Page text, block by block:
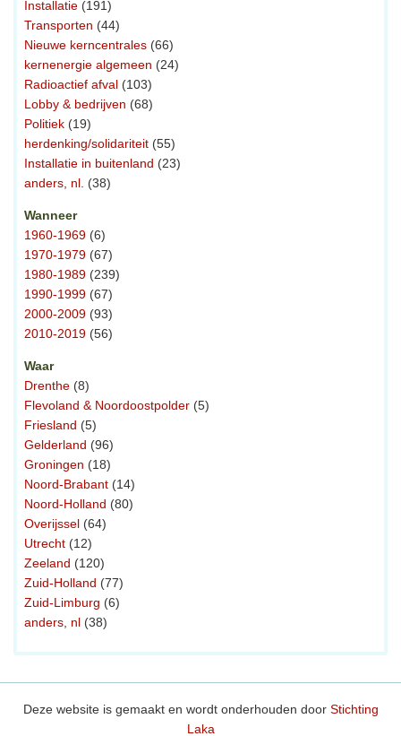
Installatie (191)
Transporten (44)
Nieuwe kerncentrales (66)
kernenergie algemeen (24)
Radioactief afval (103)
Lobby & bedrijven (68)
Politiek (19)
herdenking/solidariteit (55)
Installatie in buitenland (23)
anders, nl. (38)
Wanneer
1960-1969 (6)
1970-1979 (67)
1980-1989 (239)
1990-1999 (67)
2000-2009 (93)
2010-2019 (56)
Waar
Drenthe (8)
Flevoland & Noordoostpolder (5)
Friesland (5)
Gelderland (96)
Groningen (18)
Noord-Brabant (14)
Noord-Holland (80)
Overijssel (64)
Utrecht (12)
Zeeland (120)
Zuid-Holland (77)
Zuid-Limburg (6)
anders, nl (38)
Deze website is gemaakt en wordt onderhouden door Stichting
Laka